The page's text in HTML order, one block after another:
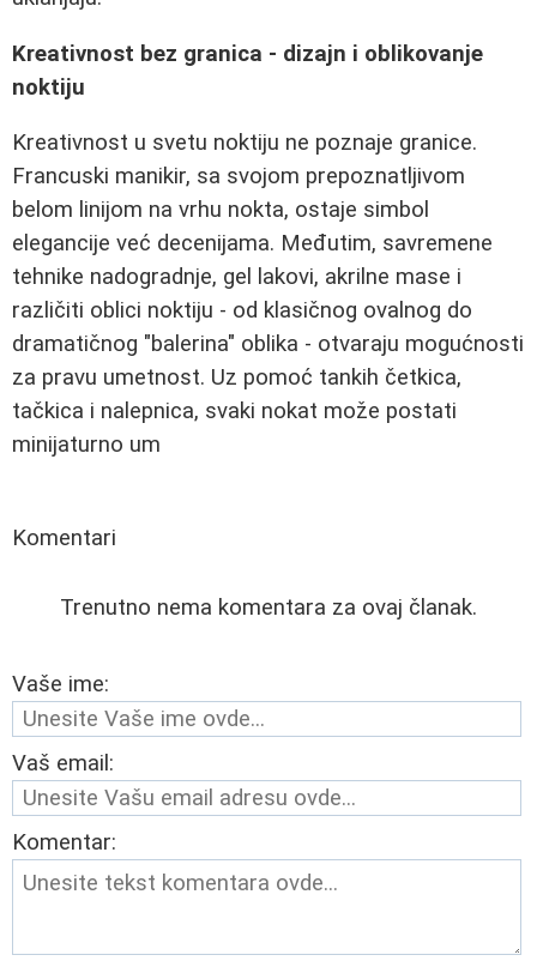
Kreativnost bez granica - dizajn i oblikovanje
noktiju
Kreativnost u svetu noktiju ne poznaje granice.
Francuski manikir, sa svojom prepoznatljivom
belom linijom na vrhu nokta, ostaje simbol
elegancije već decenijama. Međutim, savremene
tehnike nadogradnje, gel lakovi, akrilne mase i
različiti oblici noktiju - od klasičnog ovalnog do
dramatičnog "balerina" oblika - otvaraju mogućnosti
za pravu umetnost. Uz pomoć tankih četkica,
tačkica i nalepnica, svaki nokat može postati
minijaturno um
Komentari
Trenutno nema komentara za ovaj članak.
Vaše ime:
Vaš email:
Komentar: